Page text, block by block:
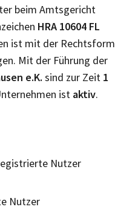
beim Amtsgericht
HRA 10604 FL
ist mit der Rechtsform
Mit der Führung der
e.K. sind zur Zeit 1
ist aktiv.
Nutzer
Nutzer